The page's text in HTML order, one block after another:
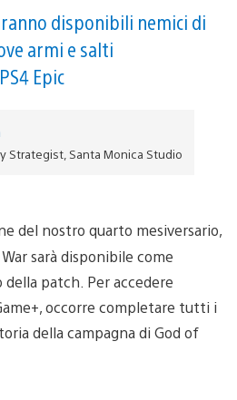
disponibili nemici di
armi e salti
Epic
Strategist, Santa Monica Studio
del nostro quarto mesiversario,
sarà disponibile come
patch. Per accedere
occorre completare tutti i
della campagna di God of